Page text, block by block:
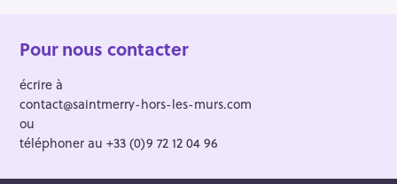
Pour nous contacter
écrire à
contact@saintmerry-hors-les-murs.com
ou
téléphoner au +33 (0)9 72 12 04 96